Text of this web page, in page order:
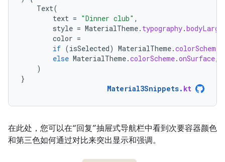
Text(
text = "Dinner club" ,
style = MaterialTheme. typography.bodyLarge
color =
if (isSelected) MaterialTheme.colorScheme
else MaterialTheme.colorScheme.onSurface,
)
}
Material3Snippets. kt
在此处，您可以在“回复”抽屉式导航栏中看到次要容器颜色
和第三色如何通过对比来突出显示和强调。